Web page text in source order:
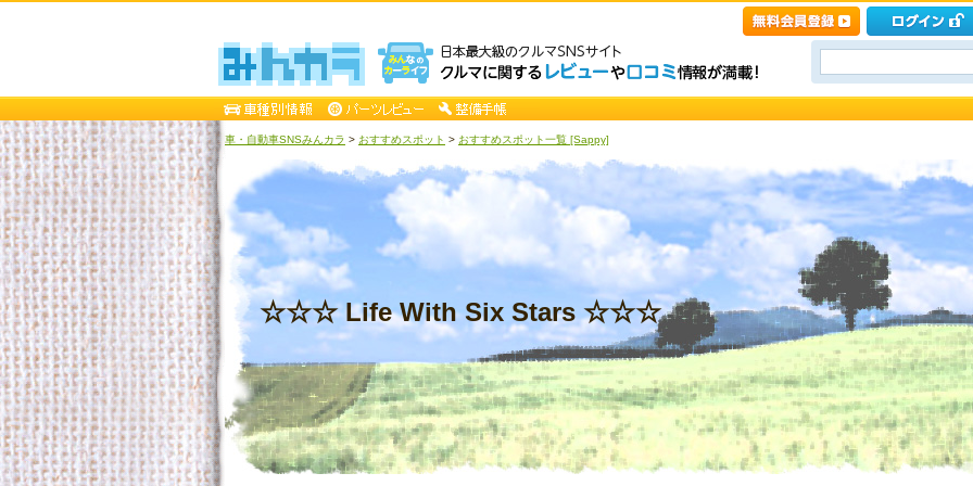
車・自動車SNSみんカラ > おすすめスポット > おすすめスポット一覧 [Sappy]
☆☆☆ Life With Six Stars ☆☆☆